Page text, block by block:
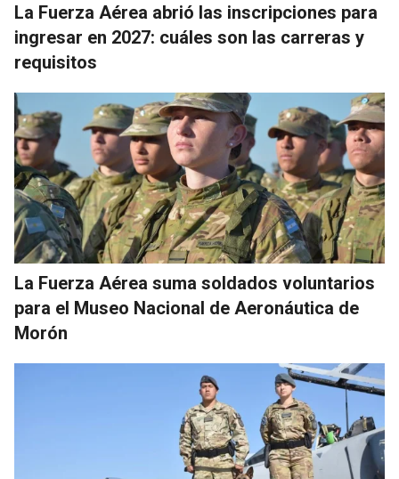
La Fuerza Aérea abrió las inscripciones para
ingresar en 2027: cuáles son las carreras y
requisitos
La Fuerza Aérea suma soldados voluntarios
para el Museo Nacional de Aeronáutica de
Morón